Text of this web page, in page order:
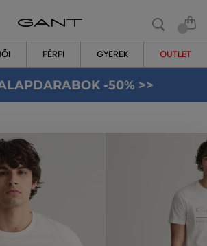
FÉRFI GYEREK OUTLET
-50% >>